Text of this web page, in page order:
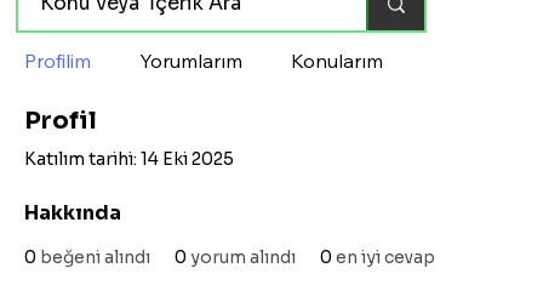
Profilim Yorumlarım Konularım
Profil
Katılım tarihi: 14 Eki 2025
Hakkında
0 beğeni alındı 0 yorum alındı 0 en iyi cevap